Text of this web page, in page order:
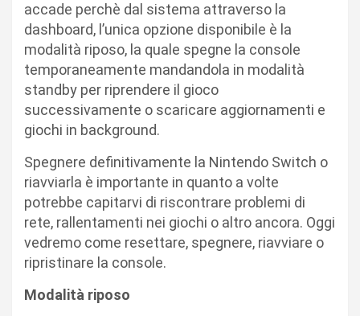
accade perchè dal sistema attraverso la
dashboard, l’unica opzione disponibile è la
modalità riposo, la quale spegne la console
temporaneamente mandandola in modalità
standby per riprendere il gioco
successivamente o scaricare aggiornamenti e
giochi in background.
Spegnere definitivamente la Nintendo Switch o
riavviarla è importante in quanto a volte
potrebbe capitarvi di riscontrare problemi di
rete, rallentamenti nei giochi o altro ancora. Oggi
vedremo come resettare, spegnere, riavviare o
ripristinare la console.
Modalità riposo